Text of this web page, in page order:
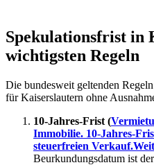
Spekulationsfrist in
wichtigsten Regeln
Die bundesweit geltenden
für Kaiserslautern ohne
10-Jahres-Frist (
Immobilie. 10-Jahres-
steuerfreien Verkauf.
Beurkundungsdatum ist